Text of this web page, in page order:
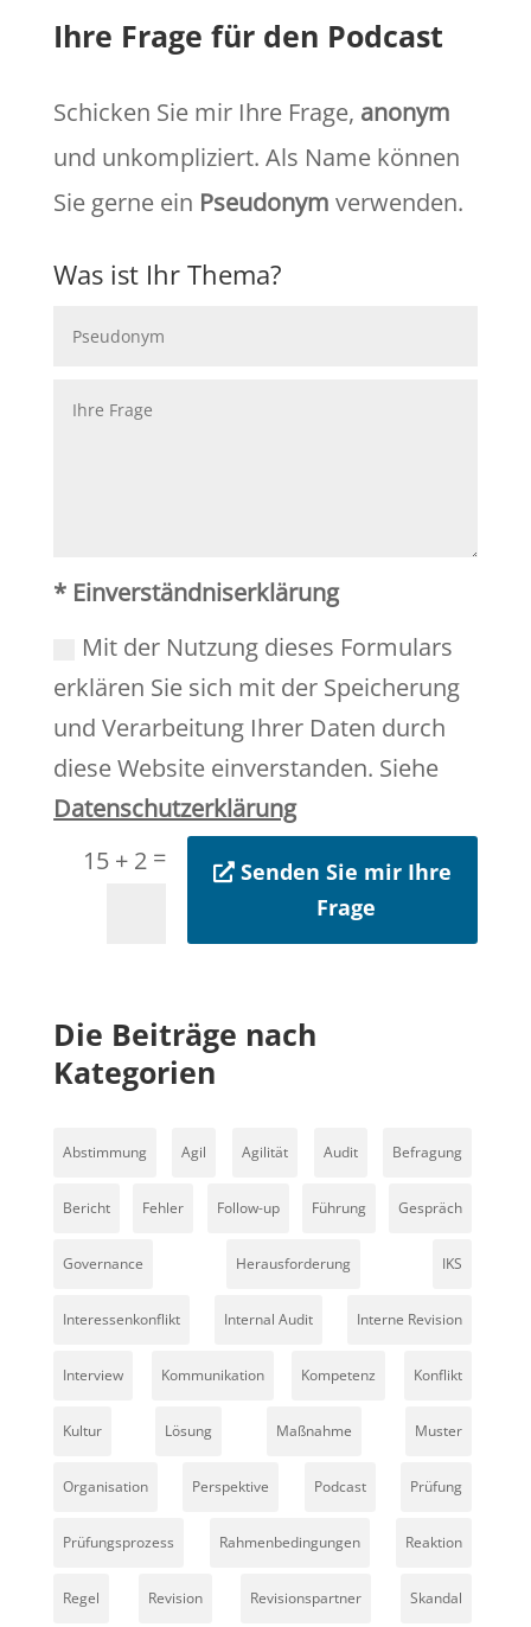
Ihre Frage für den Podcast
Schicken Sie mir Ihre Frage, anonym
und unkompliziert. Als Name können
Sie gerne ein Pseudonym verwenden.
Was ist Ihr Thema?
* Einverständniserklärung
Mit der Nutzung dieses Formulars
erklären Sie sich mit der Speicherung
und Verarbeitung Ihrer Daten durch
diese Website einverstanden. Siehe
Datenschutzerklärung
15 + 2 =
Senden Sie mir Ihre
Frage
Die Beiträge nach
Kategorien
Abstimmung Agil Agilität Audit Befragung
Bericht Fehler Follow-up Führung Gespräch
Governance Herausforderung IKS
Interessenkonflikt Internal Audit Interne Revision
Interview Kommunikation Kompetenz Konflikt
Kultur Lösung Maßnahme Muster
Organisation Perspektive Podcast Prüfung
Prüfungsprozess Rahmenbedingungen Reaktion
Regel Revision Revisionspartner Skandal